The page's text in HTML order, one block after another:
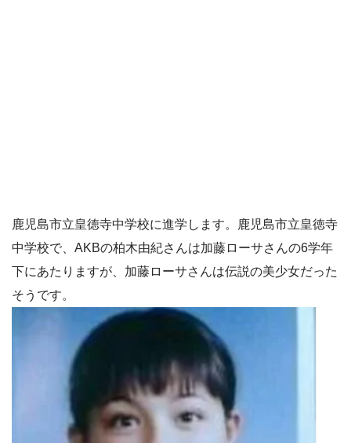
鹿児島市立皇徳寺中学校に進学します。鹿児島市立皇徳寺
中学校で、AKBの柏木由紀さんは加藤ローサさんの6学年
下にあたりますが、加藤ローサさんは伝説の美少女だった
そうです。